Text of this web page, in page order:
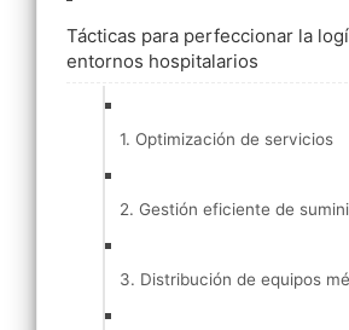
Tácticas para perfeccionar la
entornos hospitalarios
1. Optimización de servicios
2. Gestión eficiente de
3. Distribución de equipos